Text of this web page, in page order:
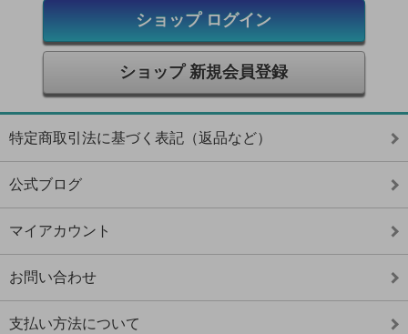
ショップ ログイン
ショップ 新規会員登録
特定商取引法に基づく表記（返品など）
公式ブログ
マイアカウント
お問い合わせ
支払い方法について